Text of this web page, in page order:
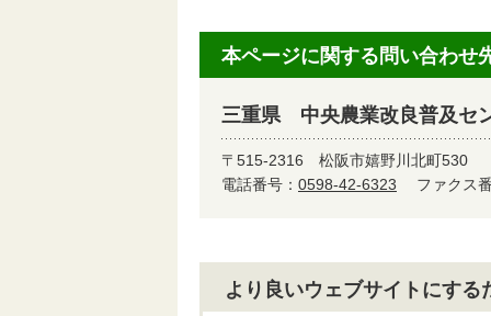
本ページに関する問い合わせ
三重県 中央農業改良普及セ
〒515-2316 松阪市嬉野川北町530
電話番号： 0598-42-6323 ファクス
より良いウェブサイトにす